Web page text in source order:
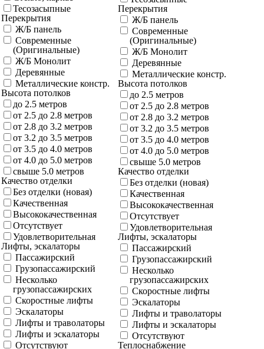
Тесозасыпные
Перекрытия
Ж/Б панель
Современные
(Оригинальные)
Ж/Б Монолит
Деревянные
Металлические констр.
Высота потолков
до 2.5 метров
от 2.5 до 2.8 метров
от 2.8 до 3.2 метров
от 3.2 до 3.5 метров
от 3.5 до 4.0 метров
от 4.0 до 5.0 метров
свыше 5.0 метров
Качество отделки
Без отделки (новая)
Качественная
Высококачественная
Отсутствует
Удовлетворительная
Лифты, эскалаторы
Пассажирский
Грузопассажирский
Несколько
грузопассажирских
Скоростные лифты
Эскалаторы
Лифты и траволаторы
Лифты и эскалаторы
Отсутствуют
Перекрытия
Ж/Б панель
Современные
(Оригинальные)
Ж/Б Монолит
Деревянные
Металлические констр.
Высота потолков
до 2.5 метров
от 2.5 до 2.8 метров
от 2.8 до 3.2 метров
от 3.2 до 3.5 метров
от 3.5 до 4.0 метров
от 4.0 до 5.0 метров
свыше 5.0 метров
Качество отделки
Без отделки (новая)
Качественная
Высококачественная
Отсутствует
Удовлетворительная
Лифты, эскалаторы
Пассажирский
Грузопассажирский
Несколько
грузопассажирских
Скоростные лифты
Эскалаторы
Лифты и траволаторы
Лифты и эскалаторы
Отсутствуют
Теплоснабжение